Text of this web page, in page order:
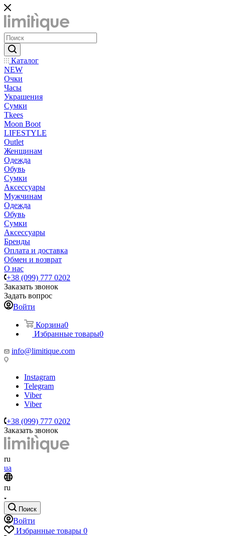
Каталог
NEW
Очки
Часы
Украшения
Сумки
Tkees
Moon Boot
LIFESTYLE
Outlet
Женщинам
Одежда
Обувь
Сумки
Аксессуары
Мужчинам
Одежда
Обувь
Сумки
Аксессуары
Бренды
Оплата и доставка
Обмен и возврат
О нас
+38 (099) 777 0202
Заказать звонок
Задать вопрос
Войти
Корзина0
Избранные товары0
info@limitique.com
Instagram
Telegram
Viber
Viber
+38 (099) 777 0202
Заказать звонок
ru
ua
ru
Поиск
Войти
Избранные товары 0